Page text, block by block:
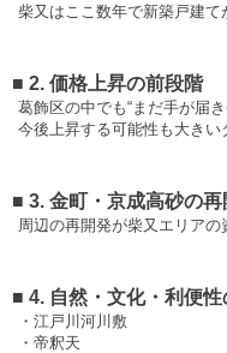
柴又はここ数年で新築戸建て
■ 2. 価格上昇の前段階
葛飾区の中でも“まだ手が届き
今後上昇する可能性も大きい
■ 3. 金町・京成高砂の
周辺の再開発が柴又エリアの
■ 4. 自然・文化・利便
・江戸川河川敷
・帝釈天